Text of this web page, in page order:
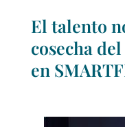
El talento
cosecha
en